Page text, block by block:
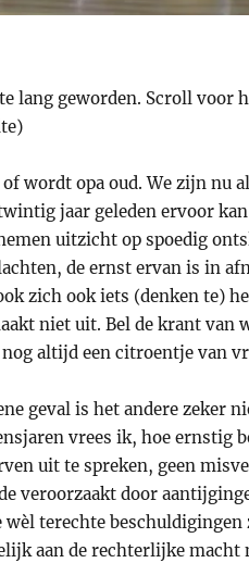
lang geworden. Scroll voor
wordt opa oud. We zijn nu
jaar geleden ervoor
uitzicht op spoedig
de ernst ervan is in
zich ook iets (denken te)
niet uit. Bel de krant van
altijd een citroentje van
geval is het andere zeker
vrees ik, hoe ernstig
uit te spreken, geen
veroorzaakt door
terechte
aan de rechterlijke macht